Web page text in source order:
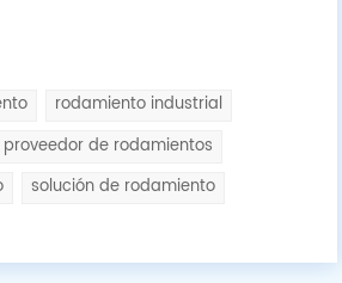
rodamiento industrial
proveedor de rodamientos
solución de rodamiento